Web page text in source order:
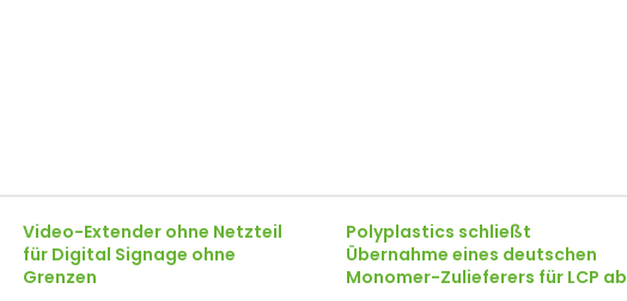
Video-Extender ohne Netzteil
für Digital Signage ohne
Grenzen
Polyplastics schließt
Übernahme eines deutschen
Monomer-Zulieferers für LCP ab